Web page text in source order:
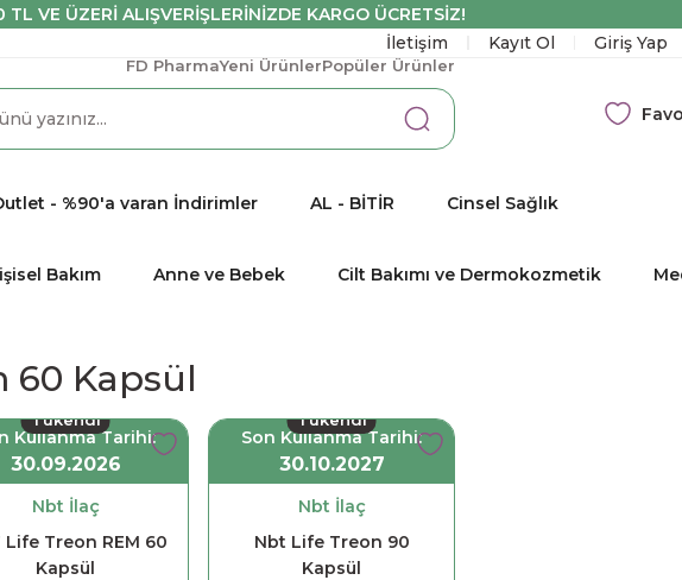
TL VE ÜZERİ ALIŞVERİŞLERİNİZDE KARGO ÜCRETSİZ!
İletişim Kayıt Ol Giriş Yap
FD PharmaYeni ÜrünlerPopüler Ürünler
- %90'a varan İndirimler AL - BİTİR Cinsel Sağlık
Bakım Anne ve Bebek Cilt Bakımı ve Dermokozmetik
60 Kapsül
Tükendi
Kullanma Tarihi:
30.09.2026
Nbt İlaç
Life Treon REM 60
Kapsül
Tükendi
Son Kullanma Tarihi:
30.10.2027
Nbt İlaç
Nbt Life Treon 90
Kapsül